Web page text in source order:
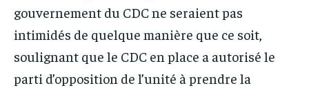
gouvernement du CDC ne seraient pas
intimidés de quelque manière que ce soit,
soulignant que le CDC en place a autorisé le
parti d’opposition de l’unité à prendre la